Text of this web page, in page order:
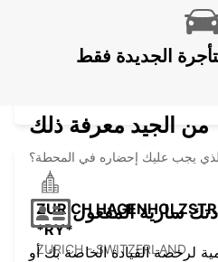
ZURICH
*RY*
ZURICH - SWITZERLAND
الجديدة فقط
من الجيد معرفة ذلك
يجب عليك إحضاره في المحطة؟
سارية المفعول
لرخصة القيادة الخاصة بك أو